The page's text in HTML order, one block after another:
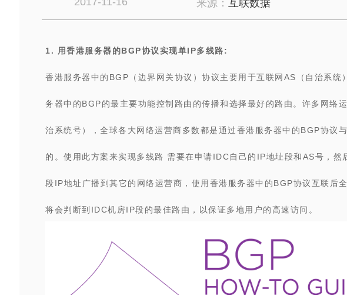
来源： 互联数据
1. 用香港服务器的BGP协议实现单IP多线路:
香港服务器中的BGP（边界网关协议）协议主要用于互联网AS（自治系统
务器中的BGP的最主要功能控制路由的传播和选择最好的路由。许多网络
治系统号），全球各大网络运营商多数都是通过香港服务器中的BGP协议
的。使用此方案来实现多线路 需要在申请IDC自己的IP地址段和AS号，然
段IP地址广播到其它的网络运营商，使用 香港服务器中的BGP协议互联后
将会判断到IDC机房IP段的最佳路由，以保证多地用户的高速访问。